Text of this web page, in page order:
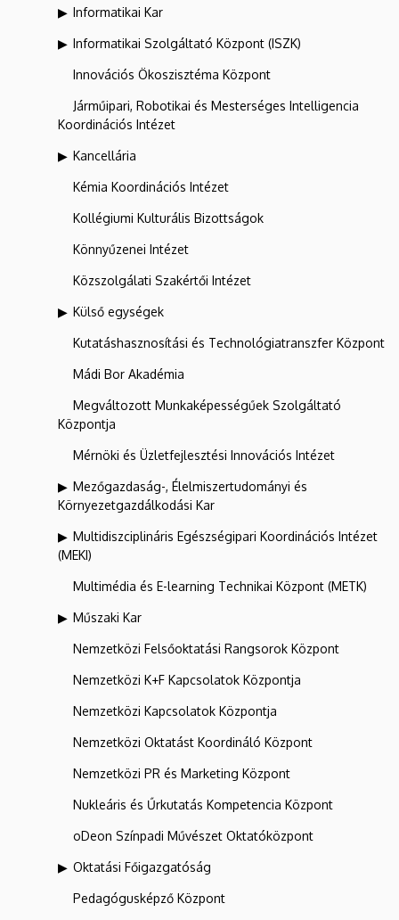
Informatikai Kar
Informatikai Szolgáltató Központ (ISZK)
Innovációs Ökoszisztéma Központ
Járműipari, Robotikai és Mesterséges Intelligencia
Koordinációs Intézet
Kancellária
Kémia Koordinációs Intézet
Kollégiumi Kulturális Bizottságok
Könnyűzenei Intézet
Közszolgálati Szakértői Intézet
Külső egységek
Kutatáshasznosítási és Technológiatranszfer Központ
Mádi Bor Akadémia
Megváltozott Munkaképességűek Szolgáltató
Központja
Mérnöki és Üzletfejlesztési Innovációs Intézet
Mezőgazdaság-, Élelmiszertudományi és
Környezetgazdálkodási Kar
Multidiszciplináris Egészségipari Koordinációs Intézet
(MEKI)
Multimédia és E-learning Technikai Központ (METK)
Műszaki Kar
Nemzetközi Felsőoktatási Rangsorok Központ
Nemzetközi K+F Kapcsolatok Központja
Nemzetközi Kapcsolatok Központja
Nemzetközi Oktatást Koordináló Központ
Nemzetközi PR és Marketing Központ
Nukleáris és Űrkutatás Kompetencia Központ
oDeon Színpadi Művészet Oktatóközpont
Oktatási Főigazgatóság
Pedagógusképző Központ